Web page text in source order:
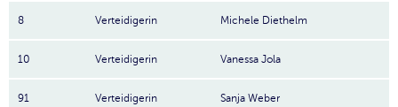
8 Verteidigerin Michele Diethelm
10 Verteidigerin Vanessa Jola
91 Verteidigerin Sanja Weber